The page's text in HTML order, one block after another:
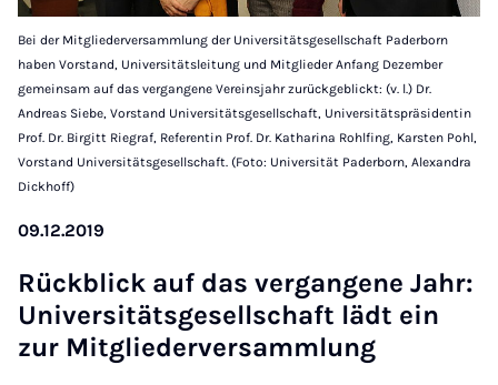
Bei der Mitgliederversammlung der Universitätsgesellschaft Paderborn
haben Vorstand, Universitätsleitung und Mitglieder Anfang Dezember
gemeinsam auf das vergangene Vereinsjahr zurückgeblickt: (v. l.) Dr.
Andreas Siebe, Vorstand Universitätsgesellschaft, Universitätspräsidentin
Prof. Dr. Birgitt Riegraf, Referentin Prof. Dr. Katharina Rohlfing, Karsten Pohl,
Vorstand Universitätsgesellschaft. (Foto: Universität Paderborn, Alexandra
Dickhoff)
09.12.2019
Rückblick auf das ver­gan­gene Jahr:
Uni­versitäts­gesell­schaft lädt ein
zur Mit­gliederver­sammlung